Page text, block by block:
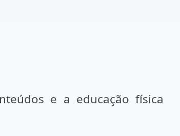
e a educação física